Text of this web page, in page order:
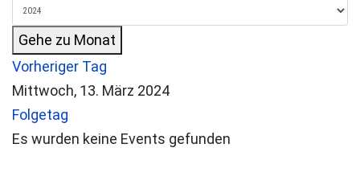
Gehe zu Monat
Vorheriger Tag
Mittwoch, 13. März 2024
Folgetag
Es wurden keine Events gefunden